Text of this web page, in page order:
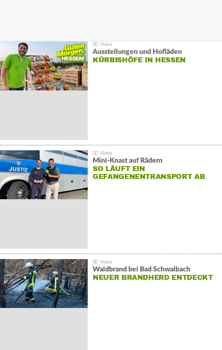
Ausstellungen und Hofläden
KÜRBISHÖFE IN HESSEN
Mini-Knast auf Rädern
SO LÄUFT EIN
GEFANGENENTRANSPORT AB
Waldbrand bei Bad Schwalbach
NEUER BRANDHERD ENTDECKT